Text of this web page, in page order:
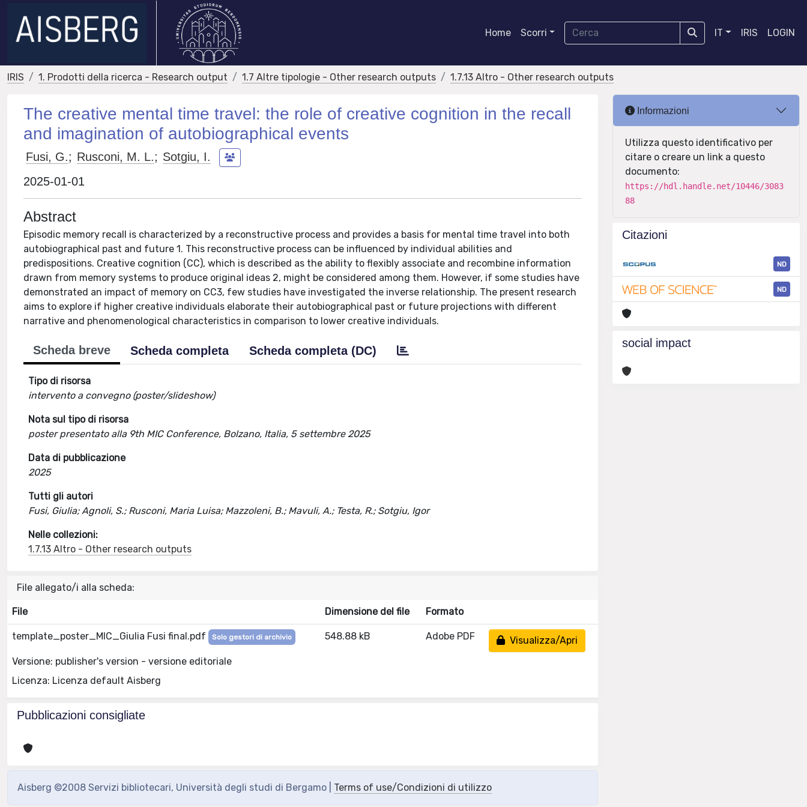
Home Scorri IT IRIS LOGIN
IRIS 1. Prodotti della ricerca - Research output 1.7 Altre tipologie - Other research outputs 1.7.13 Altro - Other research outputs
The creative mental time travel: the role of creative cognition in the recall
and imagination of autobiographical events
Fusi, G.; Rusconi, M. L.; Sotgiu, I.
2025-01-01
Abstract
Episodic memory recall is characterized by a reconstructive process and provides a basis for mental time travel into both
autobiographical past and future 1. This reconstructive process can be influenced by individual abilities and
predispositions. Creative cognition (CC), which is described as the ability to flexibly associate and recombine information
drawn from memory systems to produce original ideas 2, might be considered among them. However, if some studies have
demonstrated an impact of memory on CC3, few studies have investigated the inverse relationship. The present research
aims to explore if higher creative individuals elaborate their autobiographical past or future projections with different
narrative and phenomenological characteristics in comparison to lower creative individuals.
Scheda breve Scheda completa Scheda completa (DC)
Tipo di risorsa
intervento a convegno (poster/slideshow)
Nota sul tipo di risorsa
poster presentato alla 9th MIC Conference, Bolzano, Italia, 5 settembre 2025
Data di pubblicazione
2025
Tutti gli autori
Fusi, Giulia; Agnoli, S.; Rusconi, Maria Luisa; Mazzoleni, B.; Mavuli, A.; Testa, R.; Sotgiu, Igor
Nelle collezioni:
1.7.13 Altro - Other research outputs
File allegato/i alla scheda:
File Dimensione del file Formato
template_poster_MIC_Giulia Fusi final.pdf Solo gestori di archivio
Versione: publisher's version - versione editoriale
Licenza: Licenza default Aisberg
548.88 kB Adobe PDF Visualizza/Apri
Pubblicazioni consigliate
Aisberg ©2008 Servizi bibliotecari, Università degli studi di Bergamo | Terms of use/Condizioni di utilizzo
Informazioni
Utilizza questo identificativo per
citare o creare un link a questo
documento:
https://hdl.handle.net/10446/3083
88
Citazioni
ND
ND
social impact